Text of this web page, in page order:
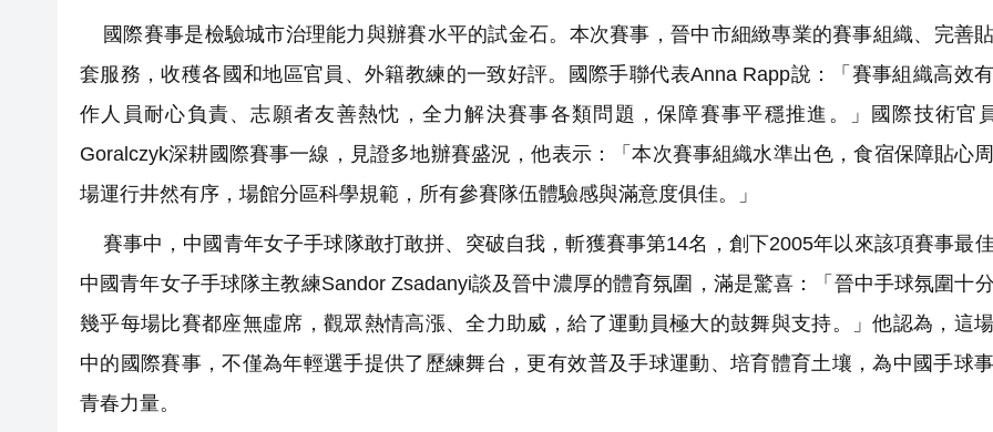
國際賽事是檢驗城市治理能力與辦賽水平的試金石。本次賽事，晉中市細緻專業的賽事組織、完善
套服務，收穫各國和地區官員、外籍教練的一致好評。國際手聯代表Anna Rapp說：「賽事組織高效
作人員耐心負責、志願者友善熱忱，全力解決賽事各類問題，保障賽事平穩推進。」國際技術官
Goralczyk深耕國際賽事一線，見證多地辦賽盛況，他表示：「本次賽事組織水準出色，食宿保障貼心
場運行井然有序，場館分區科學規範，所有參賽隊伍體驗感與滿意度俱佳。」
賽事中，中國青年女子手球隊敢打敢拼、突破自我，斬獲賽事第14名，創下2005年以來該項賽事最
中國青年女子手球隊主教練Sandor Zsadanyi談及晉中濃厚的體育氛圍，滿是驚喜：「晉中手球氛圍十
幾乎每場比賽都座無虛席，觀眾熱情高漲、全力助威，給了運動員極大的鼓舞與支持。」他認為，這
中的國際賽事，不僅為年輕選手提供了歷練舞台，更有效普及手球運動、培育體育土壤，為中國手球
青春力量。